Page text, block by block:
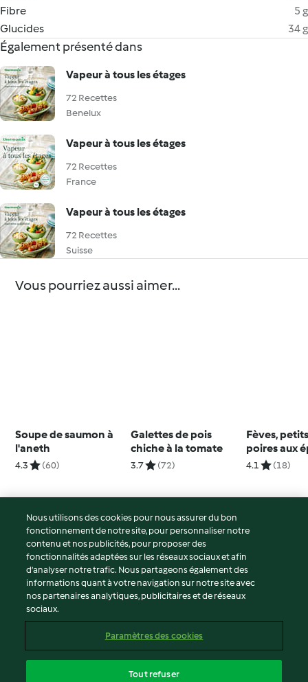
Fibre
5 g
Glucides
34 g
Également présenté dans
Vapeur à tous les étages
72 Recettes
Benelux
Vapeur à tous les étages
72 Recettes
France
Vapeur à tous les étages
72 Recettes
Suisse
Vous pourriez aussi aimer...
Soupe de saumon à
l'aneth
4.3 (60)
Galettes de pois
chiche à la tomate
3.7 (72)
Fèves,
poires aux
douces
4.1 (18)
© Copyright 2026
Conditions d'utilisation
Politique de confidentialité
Non-responsabilité
Mentions légales
Contenu du rapport
Nous utilisons des cookies pour nous assurer du bon
fonctionnement de notre site, pour personnaliser notre
contenu et nos publicités, pour proposer des
fonctionnalités adaptées sur les réseaux sociaux et afin
d’analyser notre trafic. Nous partageons également des
informations quant à votre navigation sur notre site avec
nos partenaires analytiques, publicitaires et de réseaux
sociaux.
Paramètres des cookies
Tout refuser